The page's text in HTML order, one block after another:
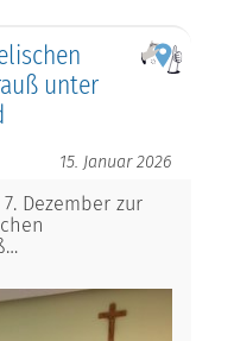
unter
15. Januar 2026
Dezember zur